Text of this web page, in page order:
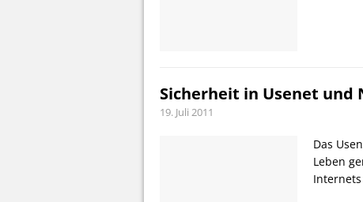
Sicherheit in Usenet und
19. Juli 2011
Das
Leben